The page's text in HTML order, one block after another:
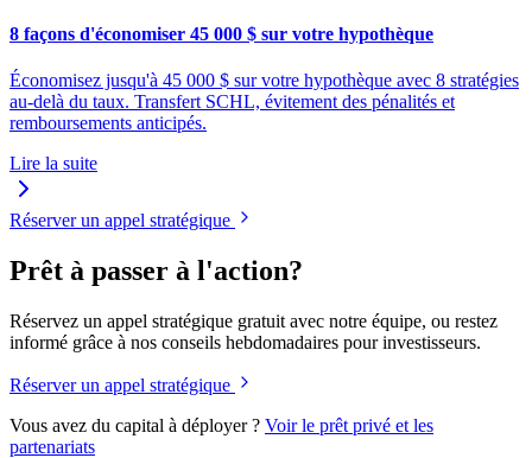
8 façons d'économiser 45 000 $ sur votre hypothèque
Économisez jusqu'à 45 000 $ sur votre hypothèque avec 8 stratégies
au-delà du taux. Transfert SCHL, évitement des pénalités et
remboursements anticipés.
Lire la suite
Réserver un appel stratégique
Prêt à passer à l'action?
Réservez un appel stratégique gratuit avec notre équipe, ou restez
informé grâce à nos conseils hebdomadaires pour investisseurs.
Réserver un appel stratégique
Vous avez du capital à déployer ? Voir le prêt privé et les
partenariats